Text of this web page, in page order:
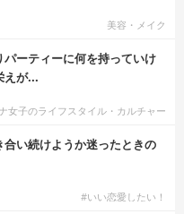
美容・メイク
パーティーに何を持っていけ
えが...
女子のライフスタイル・カルチャー
い続けようか迷ったときの
#いい恋愛したい！